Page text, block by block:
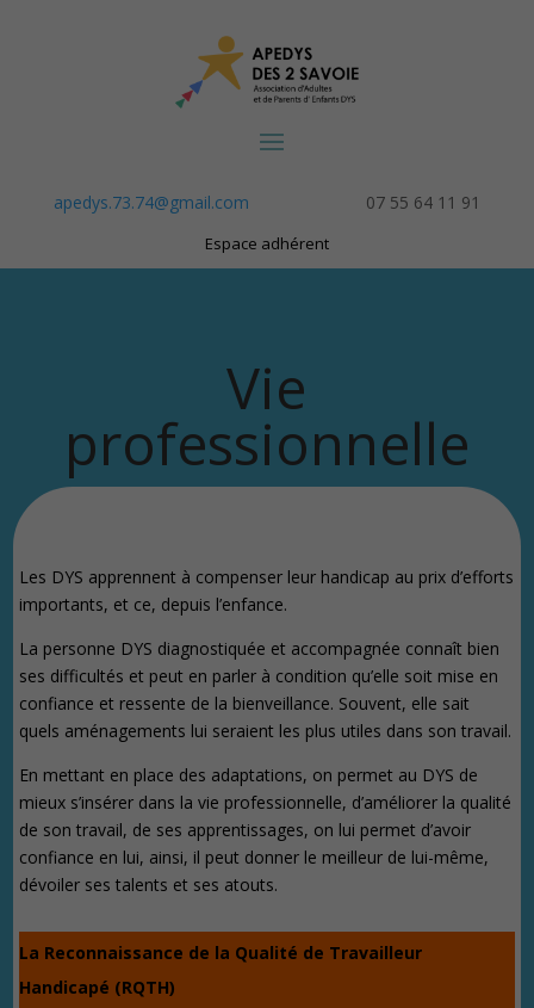
apedys.73.74@gmail.com 07 55 64 11 91
Espace adhérent
Vie
professionnelle
Les DYS apprennent à compenser leur handicap au prix d’efforts
importants, et ce, depuis l’enfance.
La personne DYS diagnostiquée et accompagnée connaît bien
ses difficultés et peut en parler à condition qu’elle soit mise en
confiance et ressente de la bienveillance. Souvent, elle sait
quels aménagements lui seraient les plus utiles dans son travail.
En mettant en place des adaptations, on permet au DYS de
mieux s’insérer dans la vie professionnelle, d’améliorer la qualité
de son travail, de ses apprentissages, on lui permet d’avoir
confiance en lui, ainsi, il peut donner le meilleur de lui-même,
dévoiler ses talents et ses atouts.
La Reconnaissance de la Qualité de Travailleur
Handicapé (RQTH)